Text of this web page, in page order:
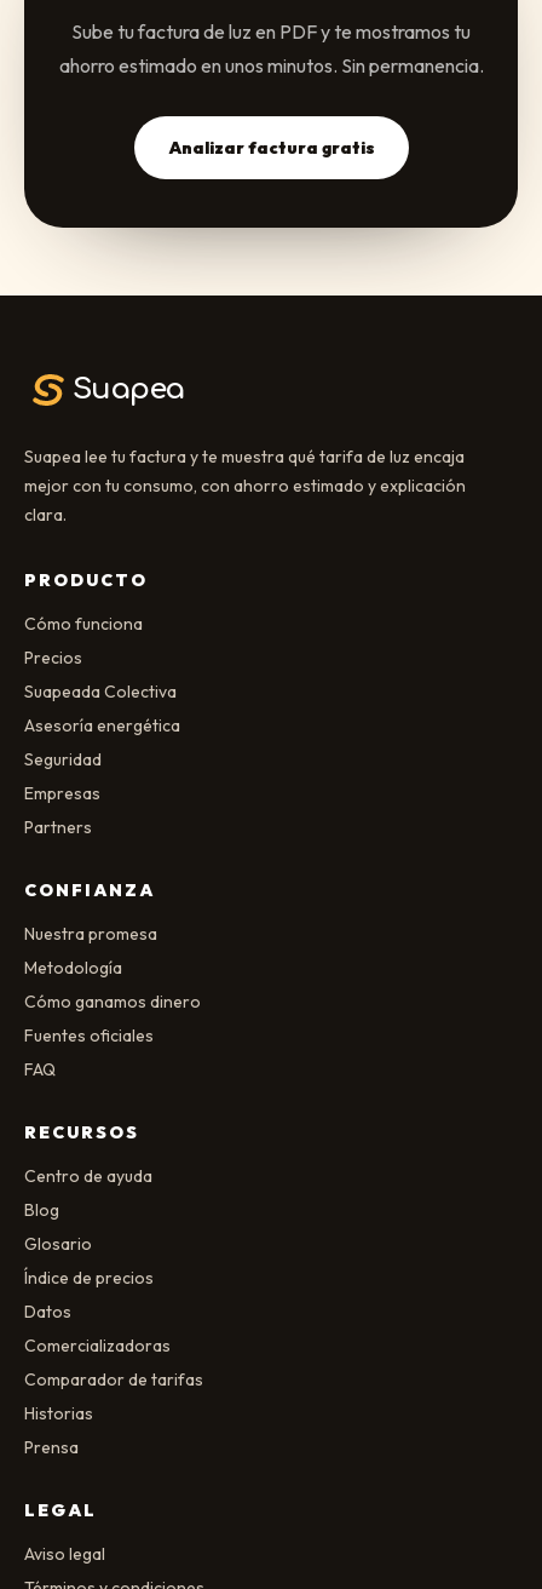
Sube tu factura de luz en PDF y te mostramos tu
ahorro estimado en unos minutos. Sin permanencia.
Analizar factura gratis
Suapea
Suapea lee tu factura y te muestra qué tarifa de luz encaja
mejor con tu consumo, con ahorro estimado y explicación
clara.
PRODUCTO
Cómo funciona
Precios
Suapeada Colectiva
Asesoría energética
Seguridad
Empresas
Partners
CONFIANZA
Nuestra promesa
Metodología
Cómo ganamos dinero
Fuentes oficiales
FAQ
RECURSOS
Centro de ayuda
Blog
Glosario
Índice de precios
Datos
Comercializadoras
Comparador de tarifas
Historias
Prensa
LEGAL
Aviso legal